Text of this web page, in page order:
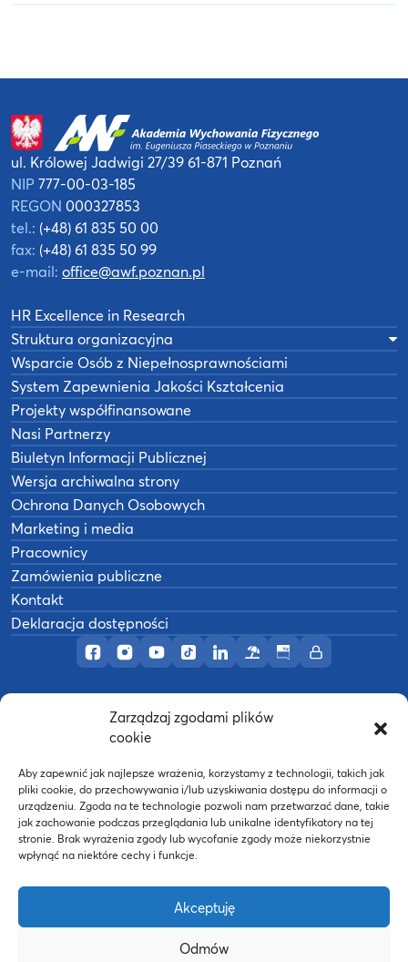
Zarządzaj zgodami plików
cookie
Aby zapewnić jak najlepsze wrażenia, korzystamy z technologii, takich jak
pliki cookie, do przechowywania i/lub uzyskiwania dostępu do informacji o
urządzeniu. Zgoda na te technologie pozwoli nam przetwarzać dane, takie
jak zachowanie podczas przeglądania lub unikalne identyfikatory na tej
stronie. Brak wyrażenia zgody lub wycofanie zgody może niekorzystnie
wpłynąć na niektóre cechy i funkcje.
Akceptuję
Odmów
Profil AWF Poznań w serwisie Facebook
Profil AWF Poznań w serwisie Instagram
Profil AWF Poznań w serwisie YouTube
Profil AWF Poznań w serwisie
Profil AWF Poznań w
OśrodekBiuletynIntranet
ul. Królowej Jadwigi 27/3961-871 Poznań
NIP 777-00-03-185
REGON 000327853
tel.: (+48) 61 835 50 00
fax: (+48) 61 835 50 99
e-mail: office@awf.poznan.pl
HR Excellence in Research
Struktura organizacyjna
Wsparcie Osób z Niepełnosprawnościami
System Zapewnienia Jakości Kształcenia
Projekty współfinansowane
Nasi Partnerzy
Biuletyn Informacji Publicznej
Wersja archiwalna strony
Ochrona Danych Osobowych
Marketing i media
Pracownicy
Zamówienia publiczne
Kontakt
Deklaracja dostępności
Akademia Wychowania Fizycznego w
Wykonanie: nFinity.pl